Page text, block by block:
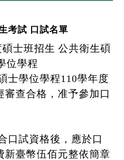
考試 口試名單
士班招生 公共衛生碩
位學程
士學位學程110學年度
審查合格，准予參加口
口試資格後，應於口
新臺幣伍佰元整依簡章